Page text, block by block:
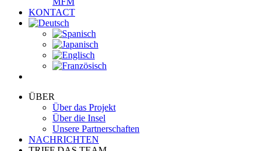
KONTACT
ÜBER
Über das Projekt
Über die Insel
Unsere Partnerschaften
NACHRICHTEN